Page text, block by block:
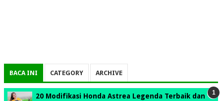
BACA INI CATEGORY ARCHIVE
20 Modifikasi Honda Astrea Legenda Terbaik dan